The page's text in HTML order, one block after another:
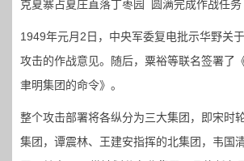
克夏寨占夏庄直落丁枣园 圆满完成作战任务
1949年元月2日，中央军委复电批示华野关
攻击的作战意见。随后，粟裕等联名签署了
聿明集团的命令》。
整个攻击部署将各纵分为三大集团，即宋时
集团，谭震林、王建安指挥的北集团，韦国